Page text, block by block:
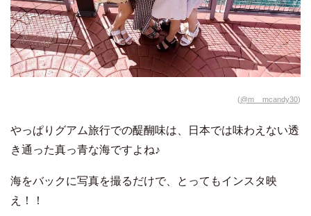
(@m__mcandy30)
やっぱりグアム旅行での醍醐味は、日本では味わえない透
き通った真っ青な海ですよね♪
海をバックに写真を撮るだけで、とってもインスタ映
え！！